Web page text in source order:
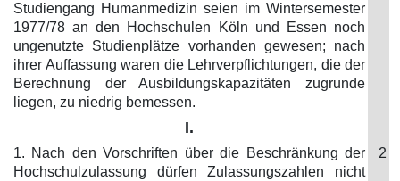
Studiengang Humanmedizin seien im Wintersemester
1977/78 an den Hochschulen Köln und Essen noch
ungenutzte Studienplätze vorhanden gewesen; nach
ihrer Auffassung waren die Lehrverpflichtungen, die der
Berechnung der Ausbildungskapazitäten zugrunde
liegen, zu niedrig bemessen.
I.
1. Nach den Vorschriften über die Beschränkung der
Hochschulzulassung dürfen Zulassungszahlen nicht
2